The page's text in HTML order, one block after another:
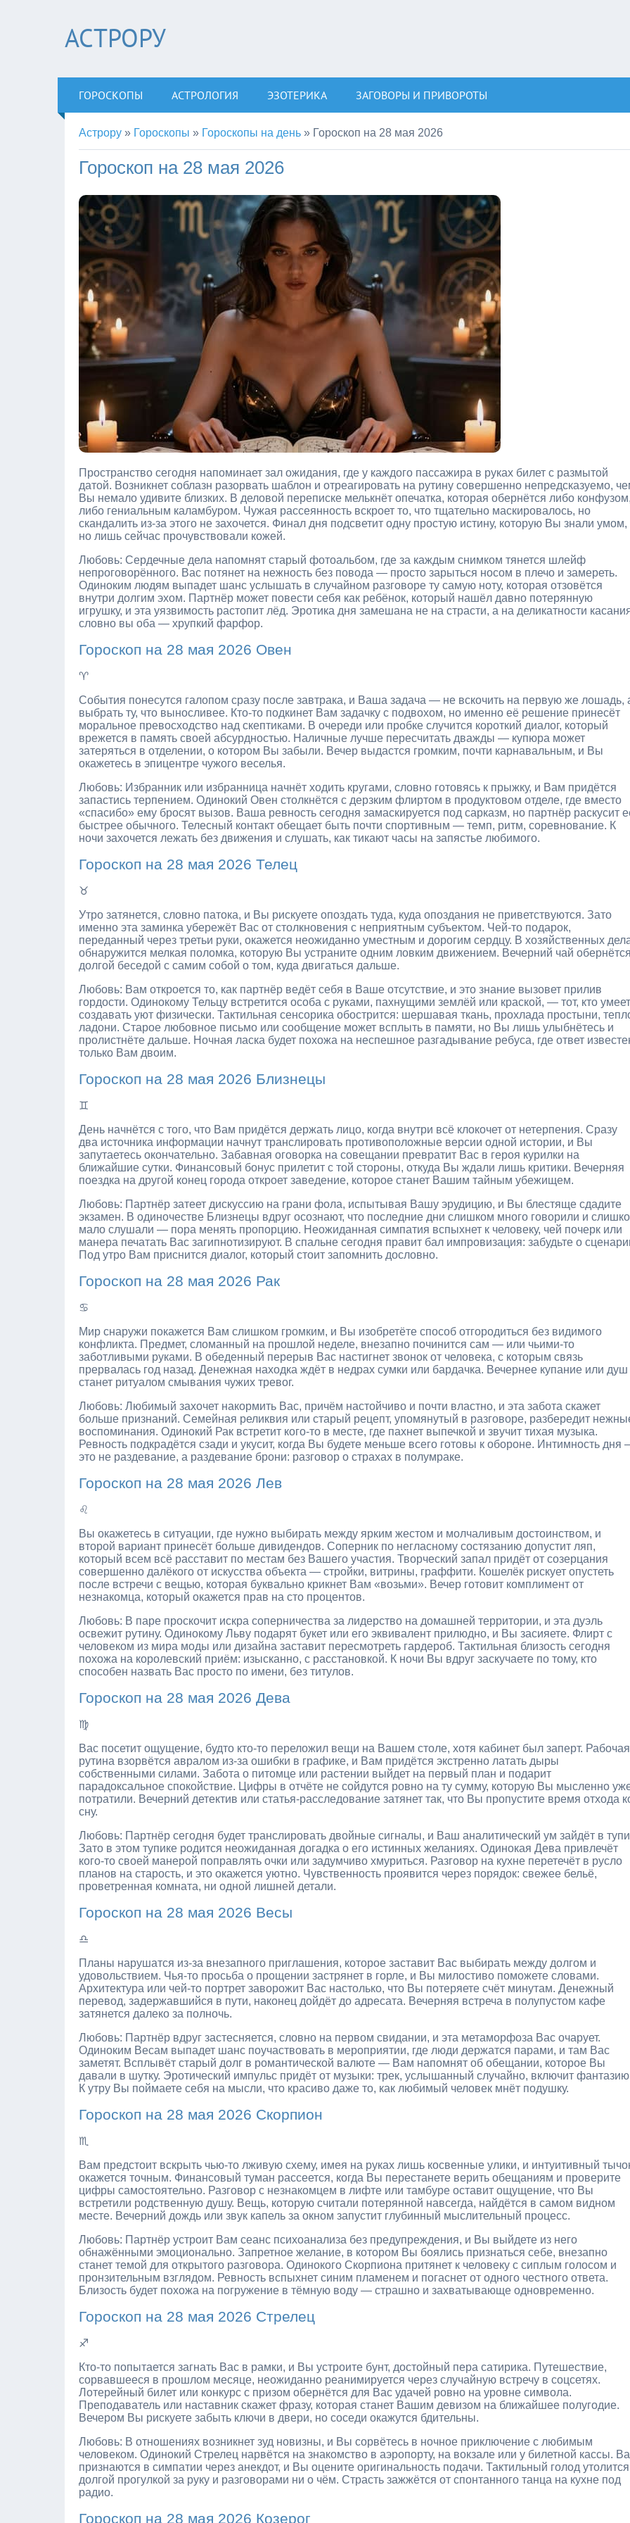
АСТРОРУ
ГОРОСКОПЫ АСТРОЛОГИЯ ЭЗОТЕРИКА ЗАГОВОРЫ И ПРИВОРОТЫ
Астрору » Гороскопы » Гороскопы на день » Гороскоп на 28 мая 2026
Гороскоп на 28 мая 2026
Пространство сегодня напоминает зал ожидания, где у каждого пассажира в руках билет с размытой
датой. Возникнет соблазн разорвать шаблон и отреагировать на рутину совершенно непредсказуемо,
Вы немало удивите близких. В деловой переписке мелькнёт опечатка, которая обернётся либо
либо гениальным каламбуром. Чужая рассеянность вскроет то, что тщательно маскировалось, но
скандалить из-за этого не захочется. Финал дня подсветит одну простую истину, которую Вы знали умом,
но лишь сейчас прочувствовали кожей.
Любовь: Сердечные дела напомнят старый фотоальбом, где за каждым снимком тянется шлейф
непроговорённого. Вас потянет на нежность без повода — просто зарыться носом в плечо и замереть.
Одиноким людям выпадет шанс услышать в случайном разговоре ту самую ноту, которая отзовётся
внутри долгим эхом. Партнёр может повести себя как ребёнок, который нашёл давно потерянную
игрушку, и эта уязвимость растопит лёд. Эротика дня замешана не на страсти, а на деликатности
словно вы оба — хрупкий фарфор.
Гороскоп на 28 мая 2026 Овен
♈
События понесутся галопом сразу после завтрака, и Ваша задача — не вскочить на первую же лошадь,
выбрать ту, что выносливее. Кто-то подкинет Вам задачку с подвохом, но именно её решение принесёт
моральное превосходство над скептиками. В очереди или пробке случится короткий диалог, который
врежется в память своей абсурдностью. Наличные лучше пересчитать дважды — купюра может
затеряться в отделении, о котором Вы забыли. Вечер выдастся громким, почти карнавальным, и Вы
окажетесь в эпицентре чужого веселья.
Любовь: Избранник или избранница начнёт ходить кругами, словно готовясь к прыжку, и Вам придётся
запастись терпением. Одинокий Овен столкнётся с дерзким флиртом в продуктовом отделе, где вместо
«спасибо» ему бросят вызов. Ваша ревность сегодня замаскируется под сарказм, но партнёр раскусит
быстрее обычного. Телесный контакт обещает быть почти спортивным — темп, ритм, соревнование. К
ночи захочется лежать без движения и слушать, как тикают часы на запястье любимого.
Гороскоп на 28 мая 2026 Телец
♉
Утро затянется, словно патока, и Вы рискуете опоздать туда, куда опоздания не приветствуются. Зато
именно эта заминка убережёт Вас от столкновения с неприятным субъектом. Чей-то подарок,
переданный через третьи руки, окажется неожиданно уместным и дорогим сердцу. В хозяйственных
обнаружится мелкая поломка, которую Вы устраните одним ловким движением. Вечерний чай
долгой беседой с самим собой о том, куда двигаться дальше.
Любовь: Вам откроется то, как партнёр ведёт себя в Ваше отсутствие, и это знание вызовет прилив
гордости. Одинокому Тельцу встретится особа с руками, пахнущими землёй или краской, — тот, кто умеет
создавать уют физически. Тактильная сенсорика обострится: шершавая ткань, прохлада простыни,
ладони. Старое любовное письмо или сообщение может всплыть в памяти, но Вы лишь улыбнётесь и
пролистнёте дальше. Ночная ласка будет похожа на неспешное разгадывание ребуса, где ответ
только Вам двоим.
Гороскоп на 28 мая 2026 Близнецы
♊
День начнётся с того, что Вам придётся держать лицо, когда внутри всё клокочет от нетерпения. Сразу
два источника информации начнут транслировать противоположные версии одной истории, и Вы
запутаетесь окончательно. Забавная оговорка на совещании превратит Вас в героя курилки на
ближайшие сутки. Финансовый бонус прилетит с той стороны, откуда Вы ждали лишь критики. Вечерняя
поездка на другой конец города откроет заведение, которое станет Вашим тайным убежищем.
Любовь: Партнёр затеет дискуссию на грани фола, испытывая Вашу эрудицию, и Вы блестяще сдадите
экзамен. В одиночестве Близнецы вдруг осознают, что последние дни слишком много говорили и
мало слушали — пора менять пропорцию. Неожиданная симпатия вспыхнет к человеку, чей почерк или
манера печатать Вас загипнотизируют. В спальне сегодня правит бал импровизация: забудьте о
Под утро Вам приснится диалог, который стоит запомнить дословно.
Гороскоп на 28 мая 2026 Рак
♋
Мир снаружи покажется Вам слишком громким, и Вы изобретёте способ отгородиться без видимого
конфликта. Предмет, сломанный на прошлой неделе, внезапно починится сам — или чьими-то
заботливыми руками. В обеденный перерыв Вас настигнет звонок от человека, с которым связь
прервалась год назад. Денежная находка ждёт в недрах сумки или бардачка. Вечернее купание или душ
станет ритуалом смывания чужих тревог.
Любовь: Любимый захочет накормить Вас, причём настойчиво и почти властно, и эта забота скажет
больше признаний. Семейная реликвия или старый рецепт, упомянутый в разговоре, разбередит
воспоминания. Одинокий Рак встретит кого-то в месте, где пахнет выпечкой и звучит тихая музыка.
Ревность подкрадётся сзади и укусит, когда Вы будете меньше всего готовы к обороне. Интимность дня
это не раздевание, а раздевание брони: разговор о страхах в полумраке.
Гороскоп на 28 мая 2026 Лев
♌
Вы окажетесь в ситуации, где нужно выбирать между ярким жестом и молчаливым достоинством, и
второй вариант принесёт больше дивидендов. Соперник по негласному состязанию допустит ляп,
который всем всё расставит по местам без Вашего участия. Творческий запал придёт от созерцания
совершенно далёкого от искусства объекта — стройки, витрины, граффити. Кошелёк рискует опустеть
после встречи с вещью, которая буквально крикнет Вам «возьми». Вечер готовит комплимент от
незнакомца, который окажется прав на сто процентов.
Любовь: В паре проскочит искра соперничества за лидерство на домашней территории, и эта дуэль
освежит рутину. Одинокому Льву подарят букет или его эквивалент прилюдно, и Вы засияете. Флирт с
человеком из мира моды или дизайна заставит пересмотреть гардероб. Тактильная близость сегодня
похожа на королевский приём: изысканно, с расстановкой. К ночи Вы вдруг заскучаете по тому, кто
способен назвать Вас просто по имени, без титулов.
Гороскоп на 28 мая 2026 Дева
♍
Вас посетит ощущение, будто кто-то переложил вещи на Вашем столе, хотя кабинет был заперт. Рабочая
рутина взорвётся авралом из-за ошибки в графике, и Вам придётся экстренно латать дыры
собственными силами. Забота о питомце или растении выйдет на первый план и подарит
парадоксальное спокойствие. Цифры в отчёте не сойдутся ровно на ту сумму, которую Вы мысленно
потратили. Вечерний детектив или статья-расследование затянет так, что Вы пропустите время отхода
сну.
Любовь: Партнёр сегодня будет транслировать двойные сигналы, и Ваш аналитический ум зайдёт в
Зато в этом тупике родится неожиданная догадка о его истинных желаниях. Одинокая Дева привлечёт
кого-то своей манерой поправлять очки или задумчиво хмуриться. Разговор на кухне перетечёт в русло
планов на старость, и это окажется уютно. Чувственность проявится через порядок: свежее бельё,
проветренная комната, ни одной лишней детали.
Гороскоп на 28 мая 2026 Весы
♎
Планы нарушатся из-за внезапного приглашения, которое заставит Вас выбирать между долгом и
удовольствием. Чья-то просьба о прощении застрянет в горле, и Вы милостиво поможете словами.
Архитектура или чей-то портрет заворожит Вас настолько, что Вы потеряете счёт минутам. Денежный
перевод, задержавшийся в пути, наконец дойдёт до адресата. Вечерняя встреча в полупустом кафе
затянется далеко за полночь.
Любовь: Партнёр вдруг застесняется, словно на первом свидании, и эта метаморфоза Вас очарует.
Одиноким Весам выпадет шанс поучаствовать в мероприятии, где люди держатся парами, и там Вас
заметят. Всплывёт старый долг в романтической валюте — Вам напомнят об обещании, которое Вы
давали в шутку. Эротический импульс придёт от музыки: трек, услышанный случайно, включит
К утру Вы поймаете себя на мысли, что красиво даже то, как любимый человек мнёт подушку.
Гороскоп на 28 мая 2026 Скорпион
♏
Вам предстоит вскрыть чью-то лживую схему, имея на руках лишь косвенные улики, и интуитивный
окажется точным. Финансовый туман рассеется, когда Вы перестанете верить обещаниям и проверите
цифры самостоятельно. Разговор с незнакомцем в лифте или тамбуре оставит ощущение, что Вы
встретили родственную душу. Вещь, которую считали потерянной навсегда, найдётся в самом видном
месте. Вечерний дождь или звук капель за окном запустит глубинный мыслительный процесс.
Любовь: Партнёр устроит Вам сеанс психоанализа без предупреждения, и Вы выйдете из него
обнажёнными эмоционально. Запретное желание, в котором Вы боялись признаться себе, внезапно
станет темой для открытого разговора. Одинокого Скорпиона притянет к человеку с сиплым голосом и
пронзительным взглядом. Ревность вспыхнет синим пламенем и погаснет от одного честного ответа.
Близость будет похожа на погружение в тёмную воду — страшно и захватывающе одновременно.
Гороскоп на 28 мая 2026 Стрелец
♐
Кто-то попытается загнать Вас в рамки, и Вы устроите бунт, достойный пера сатирика. Путешествие,
сорвавшееся в прошлом месяце, неожиданно реанимируется через случайную встречу в соцсетях.
Лотерейный билет или конкурс с призом обернётся для Вас удачей ровно на уровне символа.
Преподаватель или наставник скажет фразу, которая станет Вашим девизом на ближайшее полугодие.
Вечером Вы рискуете забыть ключи в двери, но соседи окажутся бдительны.
Любовь: В отношениях возникнет зуд новизны, и Вы сорвётесь в ночное приключение с любимым
человеком. Одинокий Стрелец нарвётся на знакомство в аэропорту, на вокзале или у билетной кассы.
признаются в симпатии через анекдот, и Вы оцените оригинальность подачи. Тактильный голод утолится
долгой прогулкой за руку и разговорами ни о чём. Страсть зажжётся от спонтанного танца на кухне под
радио.
Гороскоп на 28 мая 2026 Козерог